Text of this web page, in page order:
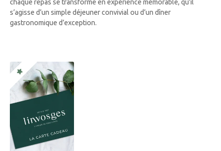
chaque repas se transforme en expérience mémorable, qu’il
s’agisse d’un simple déjeuner convivial ou d’un dîner
gastronomique d’exception.